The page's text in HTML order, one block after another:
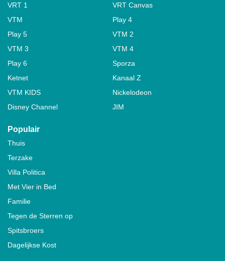
VRT 1
VRT Canvas
VTM
Play 4
Play 5
VTM 2
VTM 3
VTM 4
Play 6
Sporza
Ketnet
Kanaal Z
VTM KIDS
Nickelodeon
Disney Channel
JIM
Populair
Thuis
Terzake
Villa Politica
Met Vier in Bed
Familie
Tegen de Sterren op
Spitsbroers
Dagelijkse Kost